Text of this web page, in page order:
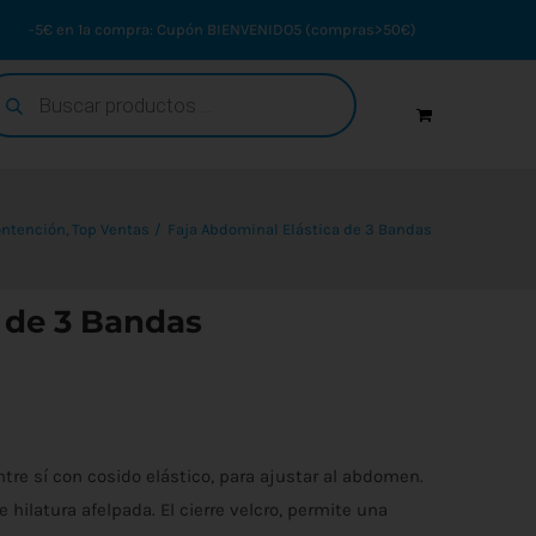
-5€ en 1ª compra: Cupón BIENVENIDO5 (compras>50€)
Top Ventas Faja Abdominal Elástica de 3 Bandas
3 Bandas
sí con cosido elástico, para ajustar al abdomen.
afelpada. El cierre velcro, permite una